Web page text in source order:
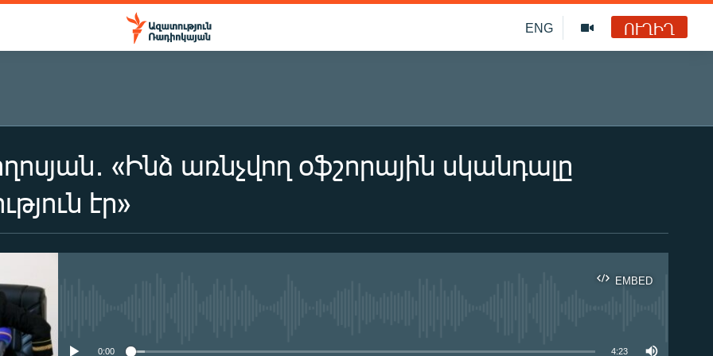
ENG ՈՒՂԻՂ
«Ինձ առնչվող օֆշորային սկանդալը
էր»
EMBED
0:00 4:23